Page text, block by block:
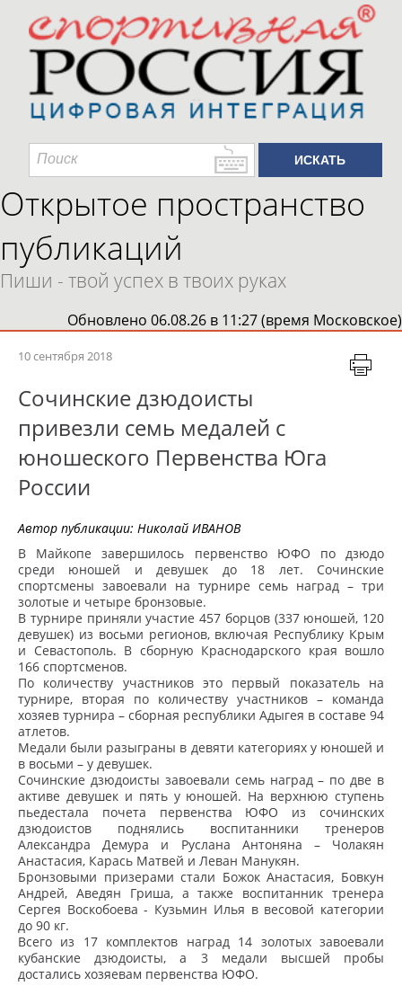
Открытое пространство
публикаций
Пиши - твой успех в твоих руках
Обновлено 06.08.26 в 11:27 (время Московское)
10 сентября 2018
Сочинские дзюдоисты
привезли семь медалей с
юношеского Первенства Юга
России
Автор публикации: Николай ИВАНОВ
В Майкопе завершилось первенство ЮФО по дзюдо
среди юношей и девушек до 18 лет. Сочинские
спортсмены завоевали на турнире семь наград – три
золотые и четыре бронзовые.
В турнире приняли участие 457 борцов (337 юношей, 120
девушек) из восьми регионов, включая Республику Крым
и Севастополь. В сборную Краснодарского края вошло
166 спортсменов.
По количеству участников это первый показатель на
турнире, вторая по количеству участников – команда
хозяев турнира – сборная республики Адыгея в составе 94
атлетов.
Медали были разыграны в девяти категориях у юношей и
в восьми – у девушек.
Сочинские дзюдоисты завоевали семь наград – по две в
активе девушек и пять у юношей. На верхнюю ступень
пьедестала почета первенства ЮФО из сочинских
дзюдоистов поднялись воспитанники тренеров
Александра Демура и Руслана Антоняна – Чолакян
Анастасия, Карась Матвей и Леван Манукян.
Бронзовыми призерами стали Божок Анастасия, Бовкун
Андрей, Аведян Гриша, а также воспитанник тренера
Сергея Воскобоева - Кузьмин Илья в весовой категории
до 90 кг.
Всего из 17 комплектов наград 14 золотых завоевали
кубанские дзюдоисты, а 3 медали высшей пробы
достались хозяевам первенства ЮФО.